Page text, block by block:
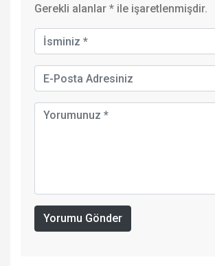
Gerekli alanlar * ile işaretlenmişdir.
Yorumu Gönder